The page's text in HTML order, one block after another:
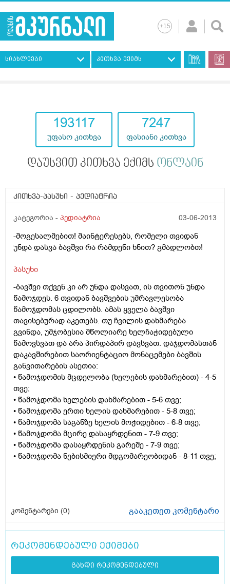
სიახლეები კითხვა ექიმს
193117
უფასო კითხვა
7247
ფასიანი კითხვა
დაუსვით კითხვა ექიმს ონლაინ
კითხვა-პასუხი - პედიატრია
კატეგორია - პედიატრია 03-06-2013
-მოგესალმებით! მაინტერესებს, რომელი თვიდან
უნდა დასვა ბავშვი რა რამდენი ხნით? გმადლობთ!
პასუხი
-ბავშვი თქვენ კი არ უნდა დასვათ, ის თვითონ უნდა
წამოჯდეს. 6 თვიდან ბავშვების უმრავლესობა
წამოჯდომას ცდილობს. ამას ყველა ბავშვი
თავისებურად აკეთებს. თუ ჩვილის დახმარება
გვინდა, უმჯობესია მწოლიარე ხელჩაჭიდებული
წამოვსვათ და არა პირდაპირ დავსვათ. დაჯდომასთან
დაკავშირებით საორიენტაციო მონაცემები ბავშის
განვითარების ასეთია:
• წამოჯდომის მცდელობა (ხელების დახმარებით) - 4-5
თვე;
• წამოჯდომა ხელების დახმარებით - 5-6 თვე;
• წამოჯდომა ერთი ხელის დახმარებით - 5-8 თვე;
• წამოჯდომა საგანზე ხელის მოჭიდებით - 6-8 თვე;
• წამოჯდომა მცირე დასაყრდენით - 7-9 თვე;
• წამოჯდომა დასაყრდენის გარეშე - 7-9 თვე;
• წამოჯდომა ნებისმიერი მდგომარეობიდან - 8-11 თვე;
კომენტარები (0) გააკეთეთ კომენტარი
რეკომენდებული ექიმები
გახდი რეკომენდებული